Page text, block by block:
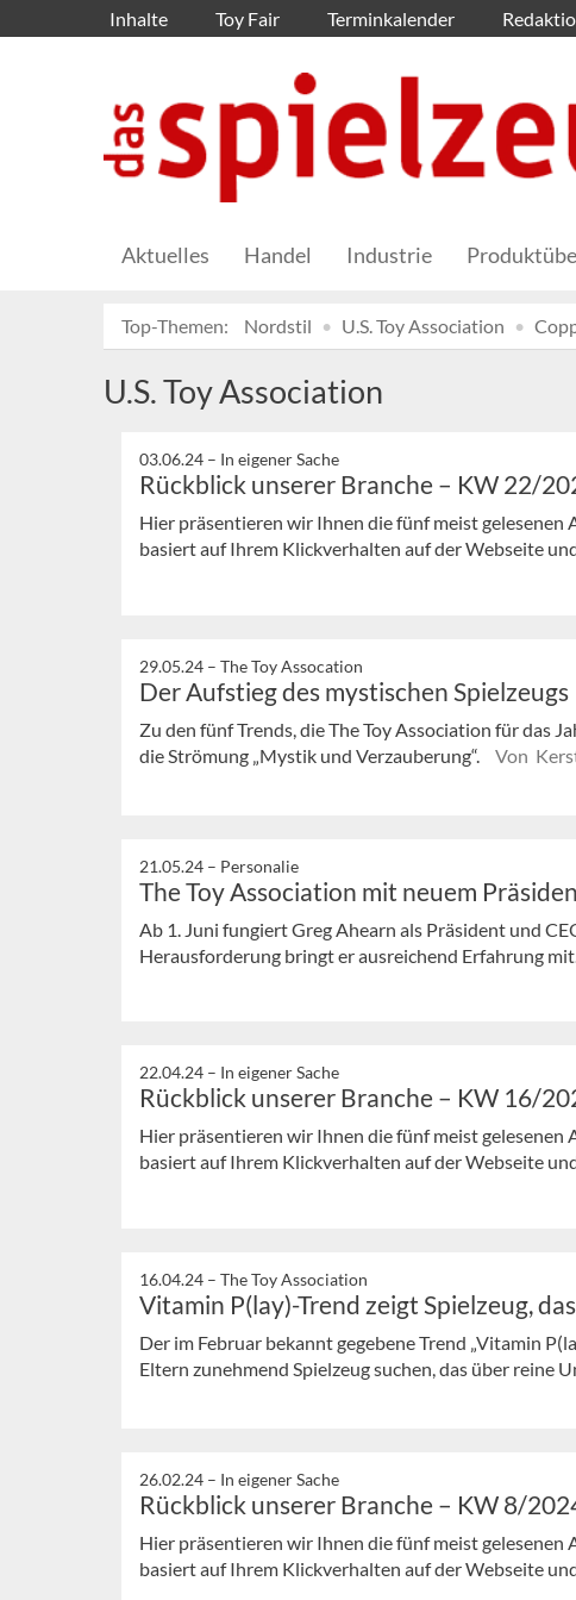
Inhalte Toy Fair Terminkalender
Aktuelles Handel Industrie
Top-Themen: Nordstil U.S. Toy Association
U.S. Toy Association
03.06.24 – In eigener Sache
Rückblick unserer Branche – KW 22/
Hier präsentieren wir Ihnen die fünf meist gelesenen
basiert auf Ihrem Klickverhalten auf der Webseite
29.05.24 – The Toy Assocation
Der Aufstieg des mystischen Spielzeugs
Zu den fünf Trends, die The Toy Association für das
die Strömung „Mystik und Verzauberung“.
Von
21.05.24 – Personalie
The Toy Association mit neuem
Ab 1. Juni fungiert Greg Ahearn als Präsident und
Herausforderung bringt er ausreichend Erfahrung mit.
22.04.24 – In eigener Sache
Rückblick unserer Branche – KW 16/
Hier präsentieren wir Ihnen die fünf meist gelesenen
basiert auf Ihrem Klickverhalten auf der Webseite
16.04.24 – The Toy Association
Vitamin P(lay)-Trend zeigt Spielzeug,
Der im Februar bekannt gegebene Trend „Vitamin
Eltern zunehmend Spielzeug suchen, das über reine
26.02.24 – In eigener Sache
Rückblick unserer Branche – KW 8/
Hier präsentieren wir Ihnen die fünf meist gelesenen
basiert auf Ihrem Klickverhalten auf der Webseite und